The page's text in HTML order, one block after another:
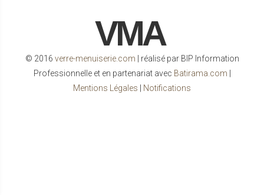
VMA
© 2016 verre-menuiserie.com | réalisé par BIP Information
Professionnelle et en partenariat avec Batirama.com
Mentions Légales
Notifications